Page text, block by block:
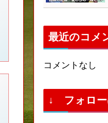
最近のコメ
コメントなし
↓ フォロ